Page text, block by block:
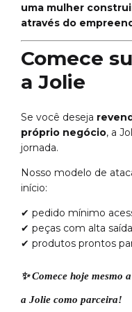
uma mulher
através do
Comece
a Jolie
Se você deseja
próprio negócio, a
jornada.
Nosso modelo de
início:
✔ pedido mínimo
✔ peças com alta saída
✔ produtos prontos
✨ Comece hoje mesmo
a Jolie como parceira!